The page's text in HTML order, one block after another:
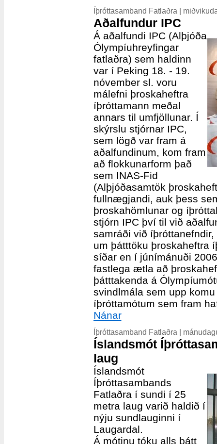
Íþróttasamband Fatlaðra |
Aðalfundur IPC
Á aðalfundi IPC (Alþjóða
Ólympíuhreyfingar
fatlaðra) sem haldinn
var í Peking 18. - 19.
nóvember sl. voru
málefni þroskaheftra
íþróttamann meðal
annars til umfjöllunar. Í
skýrslu stjórnar IPC,
sem lögð var fram á
aðalfundinum, kom fram
að flokkunarform það
sem INAS-Fid
(Alþjóðasamtök
fullnægjandi, auk þess
þroskahömlunar og
stjórn IPC því til við
samráði við
um þátttöku þroskaheftra
síðar en í júnímánuði
fastlega ætla að
þátttakenda á
svindlmála sem upp
íþróttamótum sem fram
Nánar
Íþróttasamband Fatlaðra |
Íslandsmót
laug
Íslandsmót
Íþróttasambands
Fatlaðra í sundi í 25
metra laug varið haldið í
nýju sundlauginni í
Laugardal.
Á mótinu tóku alls þátt